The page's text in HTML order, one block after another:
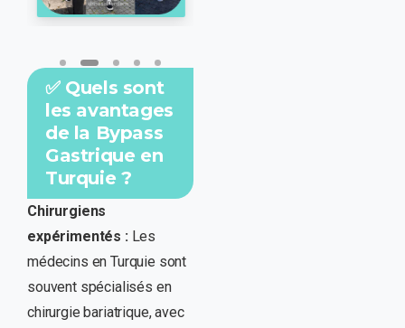
✅ Quels sont
les avantages
de la Bypass
Gastrique en
Turquie ?
Chirurgiens
expérimentés :Les
médecins en Turquie sont
souvent spécialisés en
chirurgie bariatrique, avec